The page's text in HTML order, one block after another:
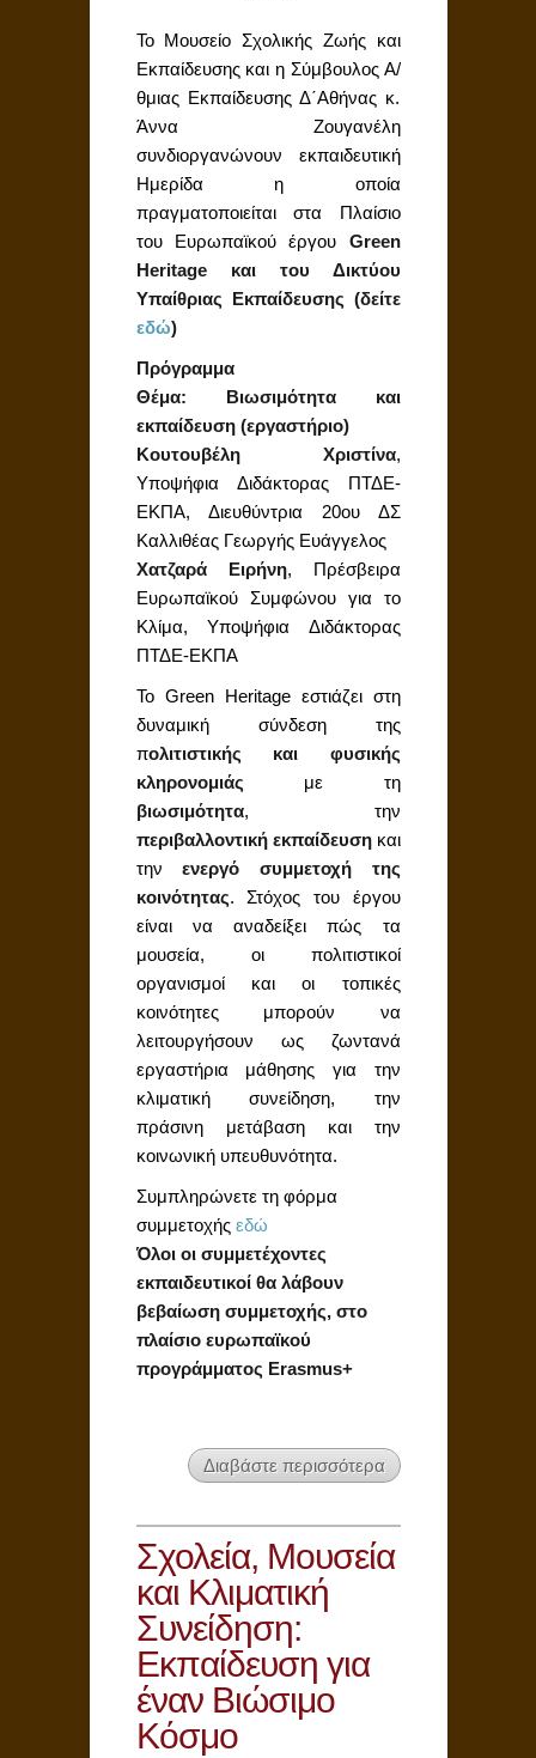
Το Μουσείο Σχολικής Ζωής και
Εκπαίδευσης και η Σύμβουλος Α/
θμιας Εκπαίδευσης Δ΄Αθήνας κ.
Άννα Ζουγανέλη
συνδιοργανώνουν εκπαιδευτική
Ημερίδα η οποία
πραγματοποιείται στα Πλαίσιο
του Ευρωπαϊκού έργου Green
Heritage και του Δικτύου
Υπαίθριας Εκπαίδευσης (δείτε
εδώ)
Πρόγραμμα
Θέμα:
Βιωσιμότητα και
εκπαίδευση (εργαστήριο)
Κουτουβέλη Χριστίνα,
Υποψήφια Διδάκτορας ΠΤΔΕ-
ΕΚΠΑ, Διευθύντρια 20ου ΔΣ
Καλλιθέας Γεωργής Ευάγγελος
Χατζαρά Ειρήνη, Πρέσβειρα
Ευρωπαϊκού Συμφώνου για το
Κλίμα, Υποψήφια Διδάκτορας
ΠΤΔΕ-ΕΚΠΑ
Το Green Heritage εστιάζει στη
δυναμική σύνδεση της
πολιτιστικής και φυσικής
κληρονομιάς με τη
βιωσιμότητα, την
περιβαλλοντική εκπαίδευσηκαι
την ενεργό συμμετοχή της
κοινότητας. Στόχος του έργου
είναι να αναδείξει πώς τα
μουσεία, οι πολιτιστικοί
οργανισμοί και οι τοπικές
κοινότητες μπορούν να
λειτουργήσουν ως ζωντανά
εργαστήρια μάθησης για την
κλιματική συνείδηση, την
πράσινη μετάβαση και την
κοινωνική υπευθυνότητα.
Συμπληρώνετε τη φόρμα
συμμετοχής εδώ
Όλοι οι συμμετέχοντες
εκπαιδευτικοί θα λάβουν
βεβαίωση συμμετοχής, στο
πλαίσιο ευρωπαϊκού
προγράμματος Erasmus+
Διαβάστε περισσότερα
Σχολεία, Μουσεία
και Κλιματική
Συνείδηση:
Εκπαίδευση για
έναν Βιώσιμο
Κόσμο